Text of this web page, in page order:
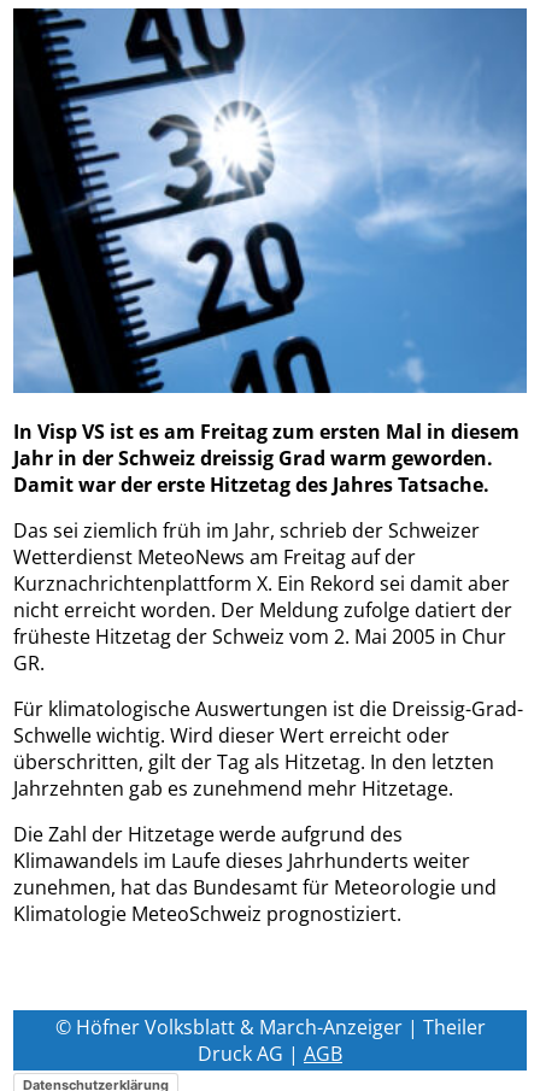
In Visp VS ist es am Freitag zum ersten Mal in diesem
Jahr in der Schweiz dreissig Grad warm geworden.
Damit war der erste Hitzetag des Jahres Tatsache.
Das sei ziemlich früh im Jahr, schrieb der Schweizer
Wetterdienst MeteoNews am Freitag auf der
Kurznachrichtenplattform X. Ein Rekord sei damit aber
nicht erreicht worden. Der Meldung zufolge datiert der
früheste Hitzetag der Schweiz vom 2. Mai 2005 in Chur
GR.
Für klimatologische Auswertungen ist die Dreissig-Grad-
Schwelle wichtig. Wird dieser Wert erreicht oder
überschritten, gilt der Tag als Hitzetag. In den letzten
Jahrzehnten gab es zunehmend mehr Hitzetage.
Die Zahl der Hitzetage werde aufgrund des
Klimawandels im Laufe dieses Jahrhunderts weiter
zunehmen, hat das Bundesamt für Meteorologie und
Klimatologie MeteoSchweiz prognostiziert.
© Höfner Volksblatt & March-Anzeiger | Theiler
Druck AG | AGB
Datenschutzerklärung